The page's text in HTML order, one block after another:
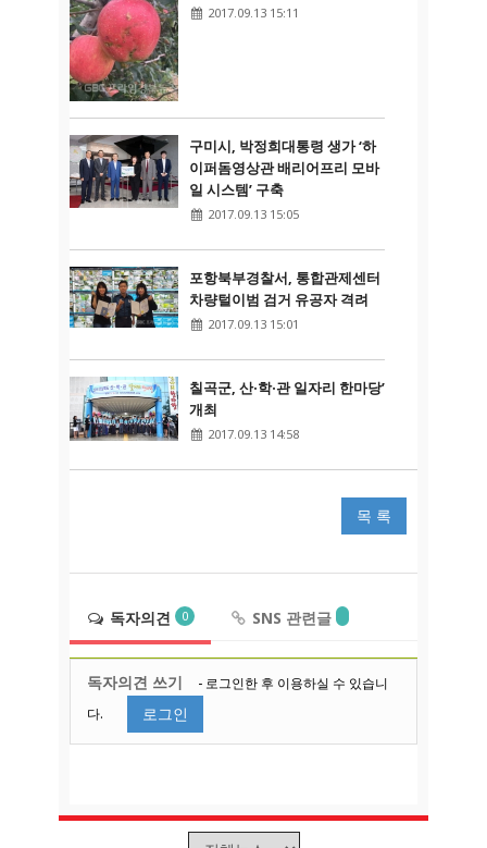
2017.09.13 15:11
구미시, 박정희대통령 생가 ‘하
이퍼돔영상관 배리어프리 모바
일 시스템’ 구축
2017.09.13 15:05
포항북부경찰서, 통합관제센터
차량털이범 검거 유공자 격려
2017.09.13 15:01
칠곡군, 산·학·관 일자리 한마당’
개최
2017.09.13 14:58
목 록
독자의견 0 SNS 관련글
독자의견 쓰기
- 로그인한 후 이용하실 수 있습니
다.
로그인